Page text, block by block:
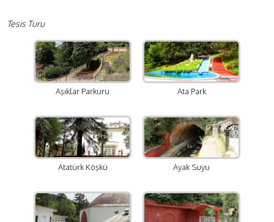
Tesis Turu
Aşıklar Parkuru Ata Park
Atatürk Köşkü Ayak Suyu